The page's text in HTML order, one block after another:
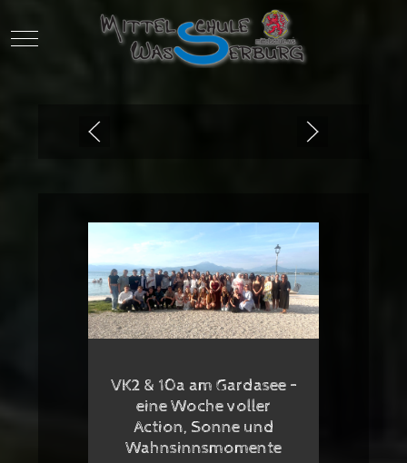
Mobile Menu Toggle
VK2 & 10a am Gardasee –
eine Woche voller
Action, Sonne und
Wahnsinnsmomente